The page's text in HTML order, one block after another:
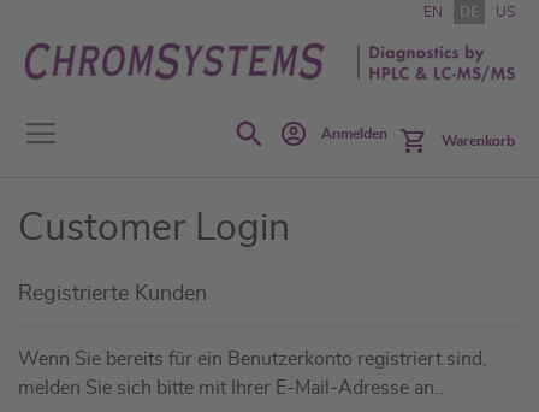
Inhalt
springen
EN DE US
SearchAnmelden Warenkorb
Customer Login
Registrierte Kunden
Wenn Sie bereits für ein Benutzerkonto registriert sind,
melden Sie sich bitte mit Ihrer E-Mail-Adresse an..